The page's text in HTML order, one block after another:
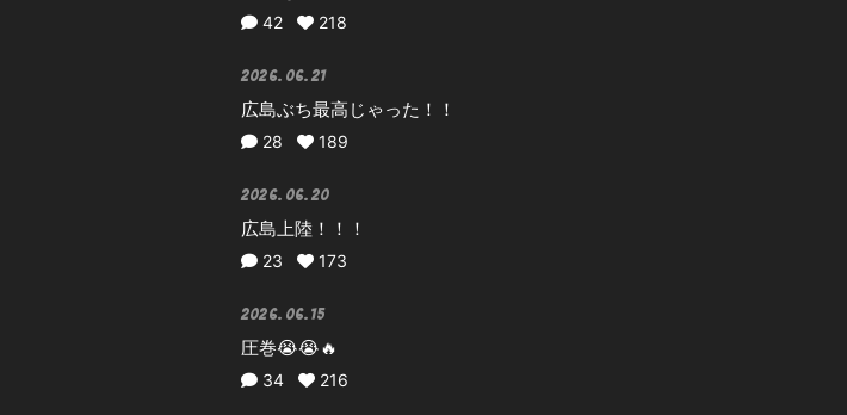
42 218
2026.06.21
広島ぶち最高じゃった！！
28 189
2026.06.20
広島上陸！！！
23 173
2026.06.15
圧巻😭😭🔥
34 216